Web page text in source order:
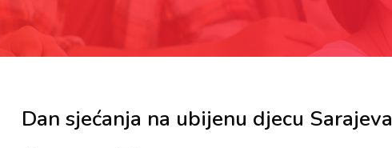
Dan sjećanja na ubijenu djecu Sarajeva